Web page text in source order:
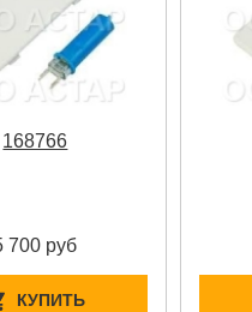
168766
700 руб
КУПИТЬ